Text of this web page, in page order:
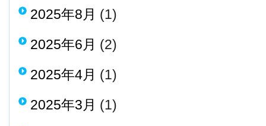
2025年8月 (1)
2025年6月 (2)
2025年4月 (1)
2025年3月 (1)